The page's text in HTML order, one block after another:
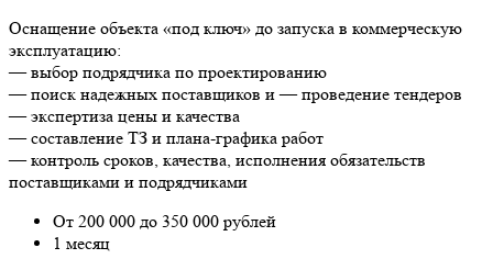
Оснащение объекта «под ключ» до запуска в коммерческую
эксплуатацию:
— выбор подрядчика по проектированию
— поиск надежных поставщиков и — проведение тендеров
— экспертиза цены и качества
— составление ТЗ и плана-графика работ
— контроль сроков, качества, исполнения обязательств
поставщиками и подрядчиками
От 200 000 до 350 000 рублей
1 месяц